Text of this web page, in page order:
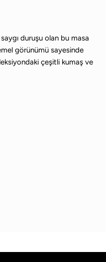
duruşu olan bu masa
görünümü sayesinde
çeşitli kumaş ve